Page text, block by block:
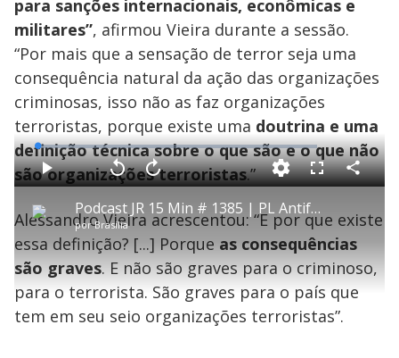
para sanções internacionais, econômicas e
militares”, afirmou Vieira durante a sessão.
“Por mais que a sensação de terror seja uma
consequência natural da ação das organizações
criminosas, isso não as faz organizações
terroristas, porque existe uma doutrina e uma
definição técnica sobre o que são e o que não
são organizações terroristas.”
P
l
a
Podcast JR 15 Min # 1385 | PL Antifacção: novas regras contra o crime organizado
porBrasília
P V
t
a
r
1
0
s
e
g
n
d
s
A
a
n
a
r
0
e
o
s
L
o
a
d
e
:
0
.
6
%
F
l
c
e
e
n
C
o
a
r
i
l
a
Alessandro Vieira acrescentou: “E por que existe
essa definição? [...] Porque as consequências
são graves. E não são graves para o criminoso,
para o terrorista. São graves para o país que
tem em seu seio organizações terroristas”.